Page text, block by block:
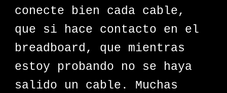
conecte bien cada cable,
que si hace contacto en el
breadboard, que mientras
estoy probando no se haya
salido un cable. Muchas